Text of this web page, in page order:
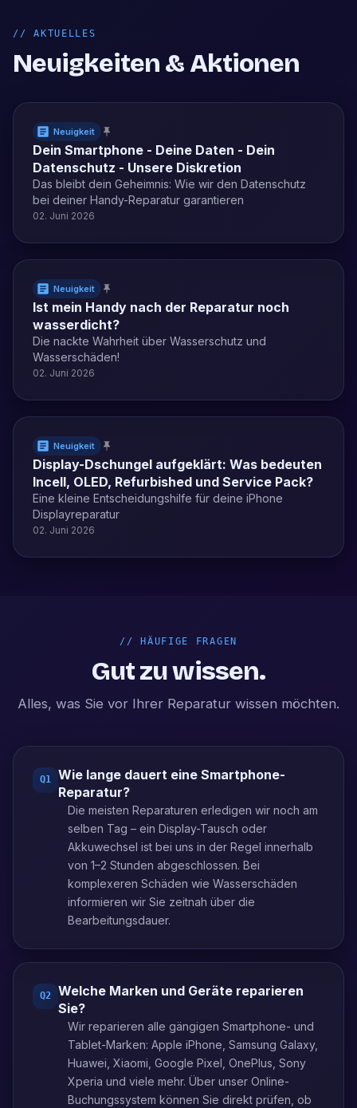
//AKTUELLES
Neuigkeiten & Aktionen
Neuigkeit
Dein Smartphone - Deine Daten - Dein
Datenschutz - Unsere Diskretion
Das bleibt dein Geheimnis: Wie wir den Datenschutz
bei deiner Handy-Reparatur garantieren
02. Juni 2026
Neuigkeit
Ist mein Handy nach der Reparatur noch
wasserdicht?
Die nackte Wahrheit über Wasserschutz und
Wasserschäden!
02. Juni 2026
Neuigkeit
Display-Dschungel aufgeklärt: Was bedeuten
Incell, OLED, Refurbished und Service Pack?
Eine kleine Entscheidungshilfe für deine iPhone
Displayreparatur
02. Juni 2026
// HÄUFIGE FRAGEN
Gut zu wissen.
Alles, was Sie vor Ihrer Reparatur wissen möchten.
Q1
Wie lange dauert eine Smartphone-
Reparatur?
Die meisten Reparaturen erledigen wir noch am
selben Tag – ein Display-Tausch oder
Akkuwechsel ist bei uns in der Regel innerhalb
von 1–2 Stunden abgeschlossen. Bei
komplexeren Schäden wie Wasserschäden
informieren wir Sie zeitnah über die
Bearbeitungsdauer.
Q2
Welche Marken und Geräte reparieren
Sie?
Wir reparieren alle gängigen Smartphone- und
Tablet-Marken: Apple iPhone, Samsung Galaxy,
Huawei, Xiaomi, Google Pixel, OnePlus, Sony
Xperia und viele mehr. Über unser Online-
Buchungssystem können Sie direkt prüfen, ob